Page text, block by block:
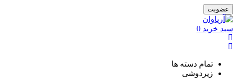
سبد خرید 0
تمام دسته ها
زیردوشی